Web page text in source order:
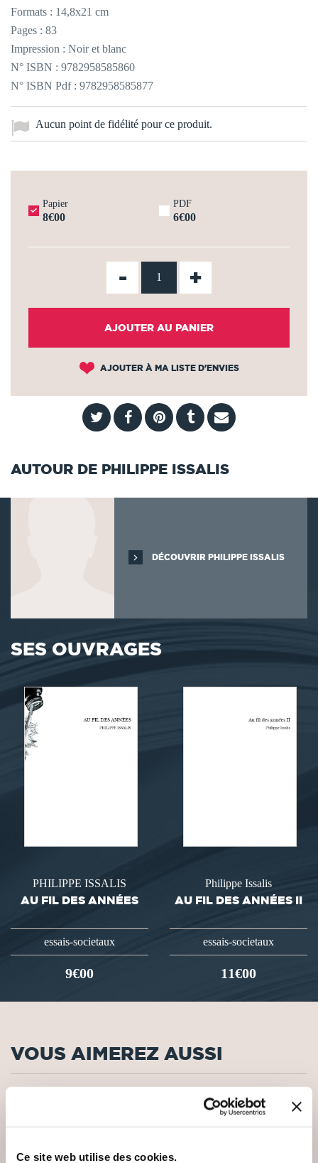
Ce site web utilise des cookies.
Formats : 14,8x21 cm
Pages : 83
Impression : Noir et blanc
N° ISBN : 9782958585860
N° ISBN Pdf : 9782958585877
Aucun point de fidélité pour ce produit.
Papier
8€00
PDF
6€00
- +
AJOUTER AU PANIER
AJOUTER À MA LISTE D'ENVIES
AUTOUR DE PHILIPPE ISSALIS
DÉCOUVRIR PHILIPPE ISSALIS
SES OUVRAGES
PHILIPPE ISSALIS
AU FIL DES ANNÉES
essais-societaux
9€00
Philippe Issalis
AU FIL DES ANNÉES II
essais-societaux
11€00
VOUS AIMEREZ AUSSI